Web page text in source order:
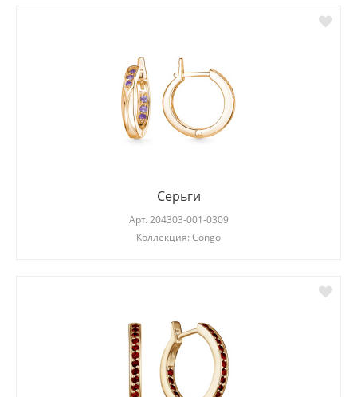
Серьги
Арт. 204303-001-0309
Коллекция: Congo